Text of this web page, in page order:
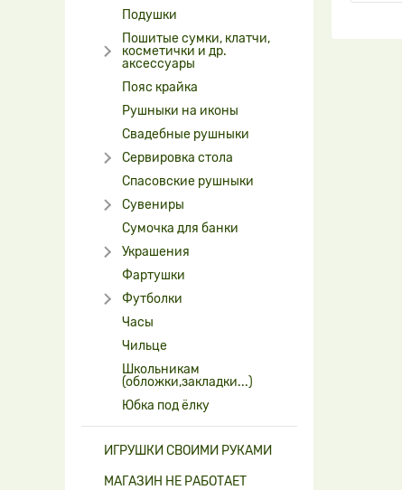
Подушки
Пошитые сумки, клатчи,
косметички и др.
аксессуары
Пояс крайка
Рушныки на иконы
Свадебные рушныки
Сервировка стола
Спасовские рушныки
Сувениры
Сумочка для банки
Украшения
Фартушки
Футболки
Часы
Чильце
Школьникам
(обложки,закладки...)
Юбка под ёлку
ИГРУШКИ СВОИМИ РУКАМИ
МАГАЗИН НЕ РАБОТАЕТ